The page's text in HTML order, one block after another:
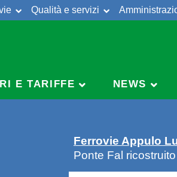
Qualità e servizi
E TARIFFE NEWS
Ferrovie Appulo
Ponte Fal